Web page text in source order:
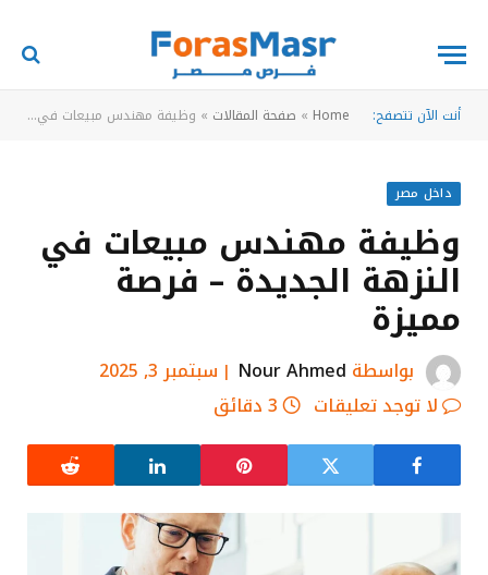
أنت الآن تتصفح: Home
» صفحة المقالات » وظيفة مهندس مبيعات في النزهة الجديدة – فرصة مميزة
داخل مصر
وظيفة مهندس مبيعات في
النزهة الجديدة – فرصة
مميزة
بواسطة Nour Ahmed
سبتمبر 3, 2025
لا توجد تعليقات
3 دقائق